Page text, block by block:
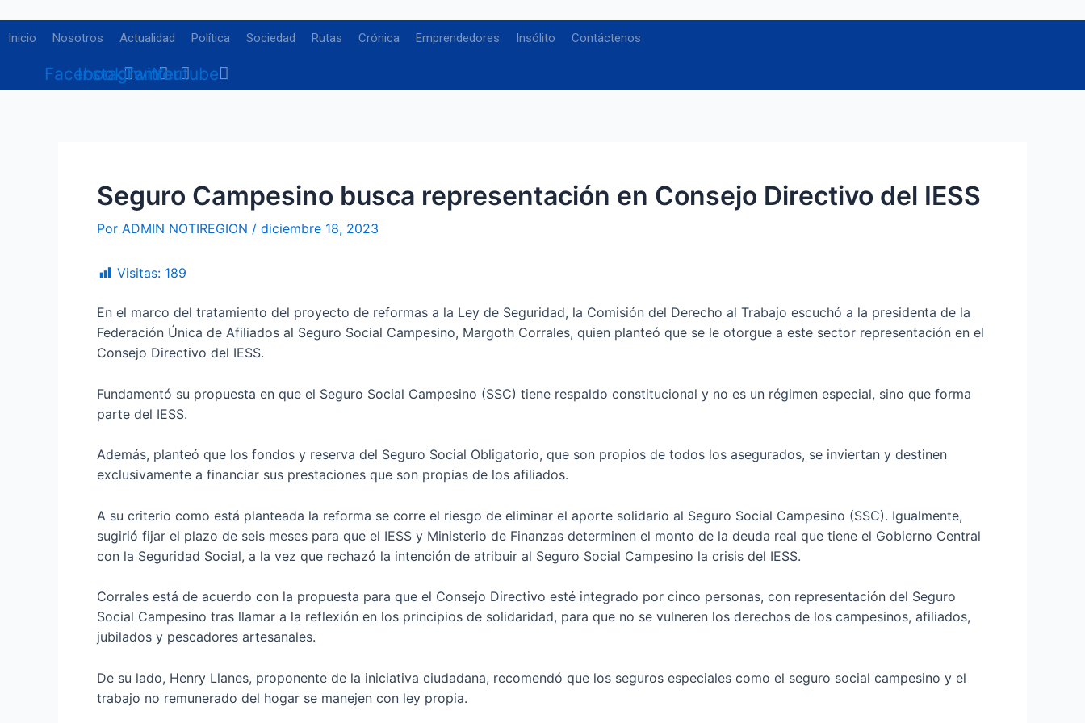
al
Inicio Nosotros Actualidad Política Sociedad Rutas Crónica Emprendedores Insólito Contáctenos
Facebook
Instagram
TwitterYoutube
Seguro Campesino busca representación en Consejo Directivo del IESS
Por ADMIN NOTIREGION / diciembre 18, 2023
Visitas: 189
En el marco del tratamiento del proyecto de reformas a la Ley de Seguridad, la Comisión del Derecho al Trabajo escuchó a la presidenta de la
Federación Única de Afiliados al Seguro Social Campesino, Margoth Corrales, quien planteó que se le otorgue a este sector representación en el
Consejo Directivo del IESS.
Fundamentó su propuesta en que el Seguro Social Campesino (SSC) tiene respaldo constitucional y no es un régimen especial, sino que forma
parte del IESS.
Además, planteó que los fondos y reserva del Seguro Social Obligatorio, que son propios de todos los asegurados, se inviertan y destinen
exclusivamente a financiar sus prestaciones que son propias de los afiliados.
A su criterio como está planteada la reforma se corre el riesgo de eliminar el aporte solidario al Seguro Social Campesino (SSC). Igualmente,
sugirió fijar el plazo de seis meses para que el IESS y Ministerio de Finanzas determinen el monto de la deuda real que tiene el Gobierno Central
con la Seguridad Social, a la vez que rechazó la intención de atribuir al Seguro Social Campesino la crisis del IESS.
Corrales está de acuerdo con la propuesta para que el Consejo Directivo esté integrado por cinco personas, con representación del Seguro
Social Campesino tras llamar a la reflexión en los principios de solidaridad, para que no se vulneren los derechos de los campesinos, afiliados,
jubilados y pescadores artesanales.
De su lado, Henry Llanes, proponente de la iniciativa ciudadana, recomendó que los seguros especiales como el seguro social campesino y el
trabajo no remunerado del hogar se manejen con ley propia.